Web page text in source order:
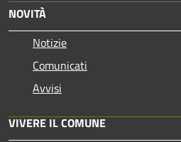
NOVITÀ
Notizie
Comunicati
Avvisi
VIVERE IL COMUNE